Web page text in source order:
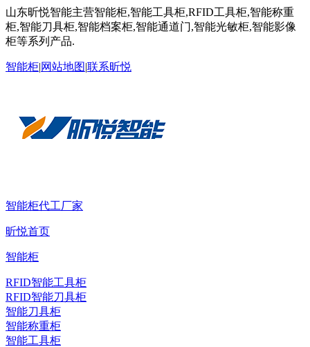
山东昕悦智能主营智能柜,智能工具柜,RFID工具柜,智能称重
柜,智能刀具柜,智能档案柜,智能通道门,智能光敏柜,智能影像
柜等系列产品.
智能柜|网站地图|联系昕悦
智能柜代工厂家
昕悦首页
智能柜
RFID智能工具柜
RFID智能刀具柜
智能刀具柜
智能称重柜
智能工具柜